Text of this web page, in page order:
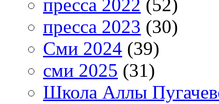
пресса 2022 (52)
пресса 2023 (30)
Сми 2024 (39)
сми 2025 (31)
Школа Аллы